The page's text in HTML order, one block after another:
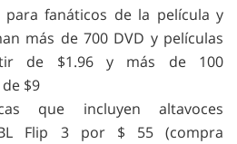
fanáticos de la película y
más de 700 DVD y películas
de $1.96 y más de 100
$9
que incluyen altavoces
Flip 3 por $ 55 (compra